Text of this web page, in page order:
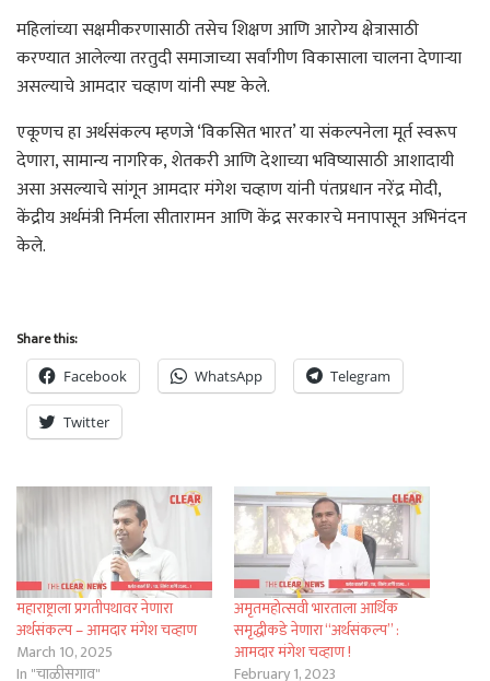
महिलांच्या सक्षमीकरणासाठी तसेच शिक्षण आणि आरोग्य क्षेत्रासाठी
करण्यात आलेल्या तरतुदी समाजाच्या सर्वांगीण विकासाला चालना देणाऱ्या
असल्याचे आमदार चव्हाण यांनी स्पष्ट केले.
एकूणच हा अर्थसंकल्प म्हणजे ‘विकसित भारत’ या संकल्पनेला मूर्त स्वरूप
देणारा, सामान्य नागरिक, शेतकरी आणि देशाच्या भविष्यासाठी आशादायी
असा असल्याचे सांगून आमदार मंगेश चव्हाण यांनी पंतप्रधान नरेंद्र मोदी,
केंद्रीय अर्थमंत्री निर्मला सीतारामन आणि केंद्र सरकारचे मनापासून अभिनंदन
केले.
Share this:
Facebook WhatsApp Telegram
Twitter
महाराष्ट्राला प्रगतीपथावर नेणारा
अर्थसंकल्प – आमदार मंगेश चव्हाण
March 10, 2025
In "चाळीसगाव"
अमृतमहोत्सवी भारताला आर्थिक
समृद्धीकडे नेणारा “अर्थसंकल्प” :
आमदार मंगेश चव्हाण !
February 1, 2023